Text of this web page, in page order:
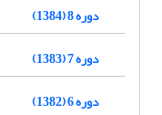
دوره 8 (1384)
دوره 7 (1383)
دوره 6 (1382)